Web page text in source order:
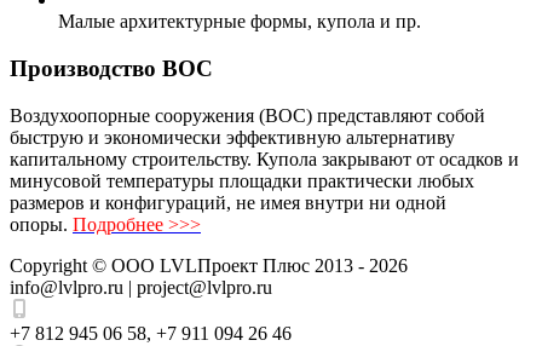
Малые архитектурные формы, купола и пр.
Производство ВОС
Воздухоопорные сооружения (ВОС) представляют собой
быструю и экономически эффективную альтернативу
капитальному строительству. Купола закрывают от осадков и
минусовой температуры площадки практически любых
размеров и конфигураций, не имея внутри ни одной
опоры. Подробнее >>>
Copyright © ООО LVLПроект Плюс 2013 - 2026
info@lvlpro.ru | project@lvlpro.ru
+7 812 945 06 58, +7 911 094 26 46